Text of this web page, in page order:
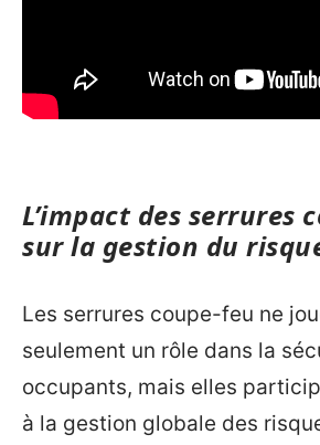
L’impact des serrures
sur la gestion du
Les serrures coupe-feu ne
seulement un rôle dans la
occupants, mais elles
à la gestion globale des